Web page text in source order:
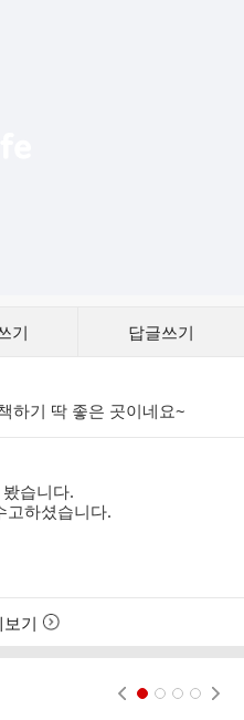
기 답글쓰기
하기 딱 좋은 곳이네요~
습니다.
고하셨습니다.
기